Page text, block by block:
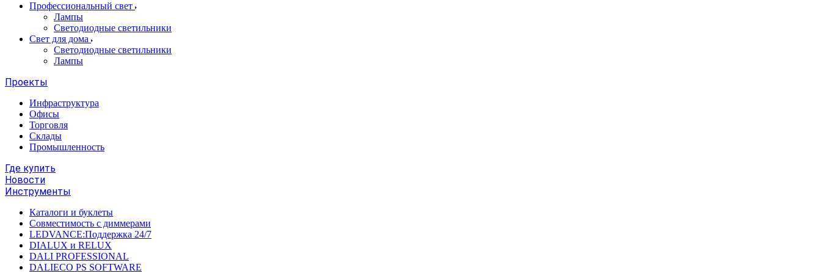
Профессиональный свет
Лампы
Светодиодные светильники
Свет для дома
Светодиодные светильники
Лампы
Проекты
Инфраструктура
Офисы
Торговля
Склады
Промышленность
Где купить
Новости
Инструменты
Каталоги и буклеты
Совместимость с диммерами
LEDVANCE:Поддержка 24/7
DIALUX и RELUX
DALI PROFESSIONAL
DALIECO PS SOFTWARE